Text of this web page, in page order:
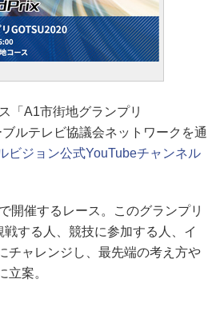
「A1市街地グランプリ
ルテレビ協議会ネットワークを通
ビジョン公式YouTubeチャンネル
開催するレース。このグランプリ
する人、競技に参加する人、イ
チャレンジし、最先端の考え方や
案。